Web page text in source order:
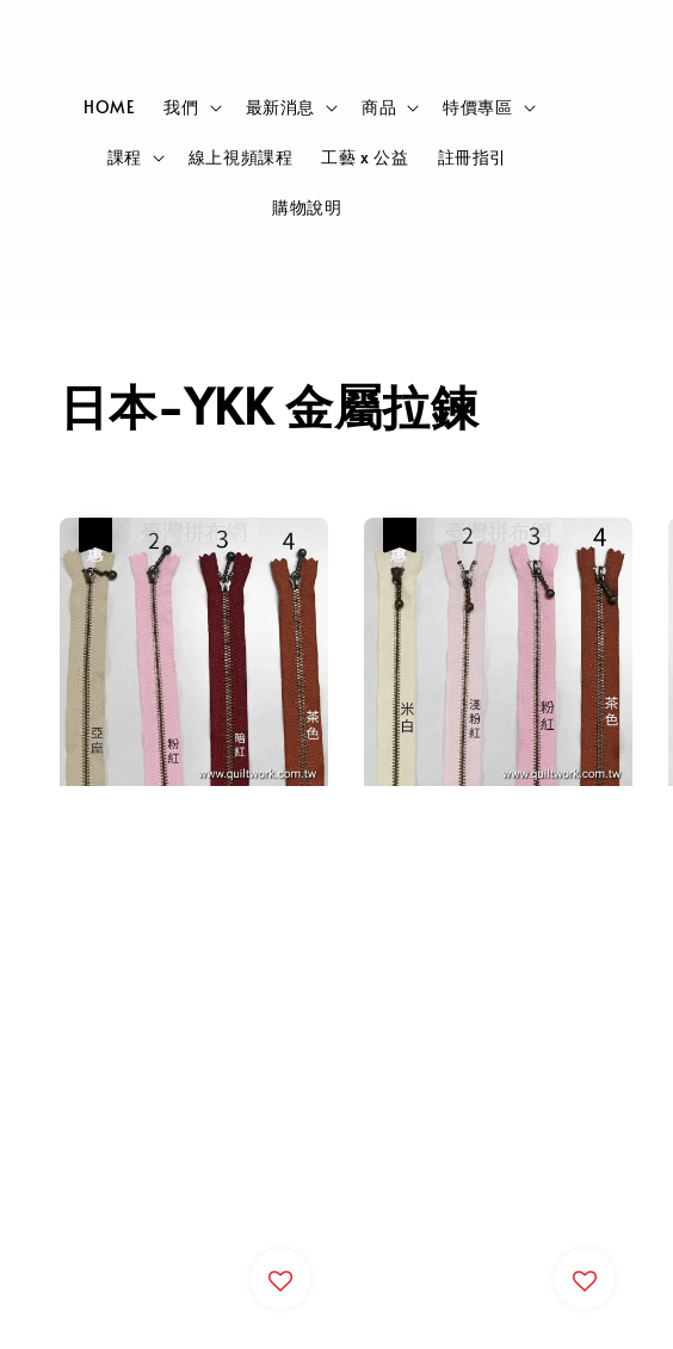
HOME 我們 最新消息 商品 特價專區
課程 線上視頻課程 工藝 x 公益 註冊指引
購物說明
日本-YKK 金屬拉鍊